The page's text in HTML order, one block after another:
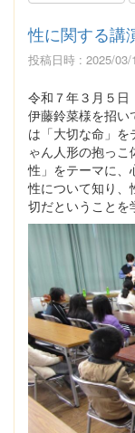
性に関する講
投稿日時 : 2025/03/
令和７年３月５日
伊藤鈴菜様を招い
は「大切な命」
ゃん人形の抱っ
性」をテーマに、
性について知り、
切だということを